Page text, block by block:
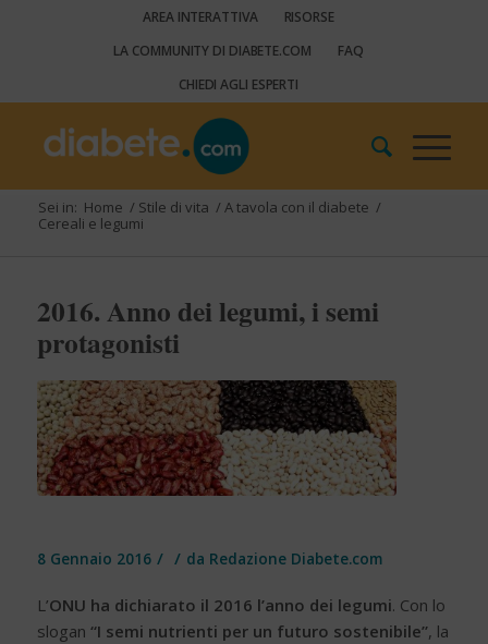
AREA INTERATTIVA
RISORSE
LA COMMUNITY DI DIABETE.COM
FAQ
CHIEDI AGLI ESPERTI
Sei in: Home / Stile di vita / A tavola con il diabete /
Cereali e legumi
2016. Anno dei legumi, i semi
protagonisti
8 Gennaio 2016 / / da Redazione Diabete.com
L’ONU ha dichiarato il 2016 l’anno dei legumi. Con lo
slogan “I semi nutrienti per un futuro sostenibile”, la